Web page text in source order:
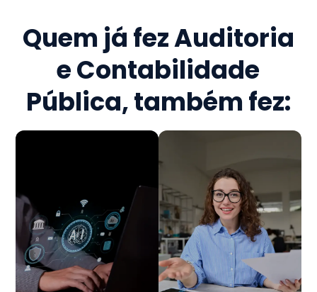
Quem já fezAuditoria
e Contabilidade
Pública, também fez: